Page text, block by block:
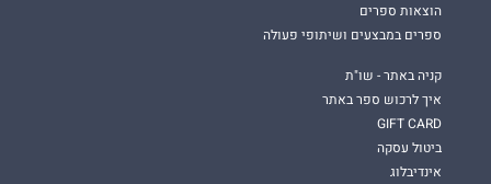
הוצאות ספרים
ספרים במבצעים ושיתופי פעולה
קניה באתר - שו"ת
איך לרכוש ספר באתר
GIFT CARD
ביטול עסקה
אינדיבלוג